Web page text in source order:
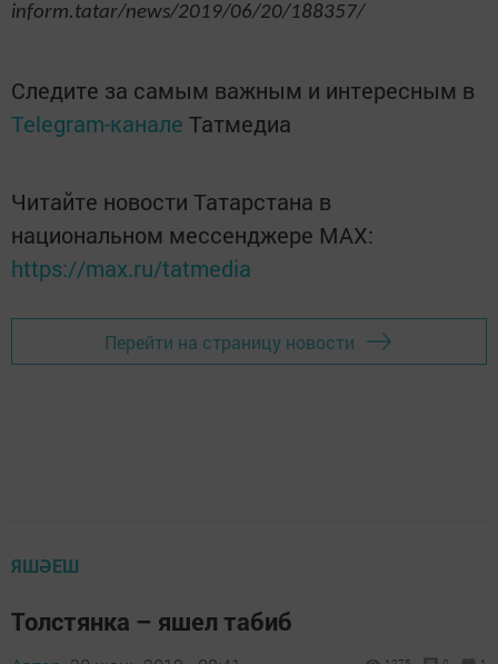
inform.tatar/news/2019/06/20/188357/
Следите за самым важным и интересным в
Telegram-канале Татмедиа
Читайте новости Татарстана в
национальном мессенджере MАХ:
https://max.ru/tatmedia
Перейти на страницу новости
ЯШӘЕШ
Толстянка – яшел табиб